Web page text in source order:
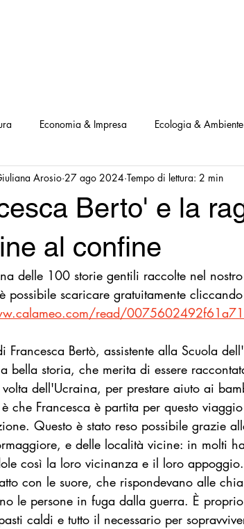
Economia & Impresa Ecologia & Ambiente
Positive Interviste Positive Questionari
Leggo Positivo
Video la Buona Notizia Consumatori goodnews
Startup Goodnews Le parole del
Modello Bari Donna goodnews
Berto' e la
al confine
Arosio 27 ago 2024 Tempo di lettura: 2 min
delle 100 storie gentili raccolte nel
possibile scaricare gratuitamente
read/
Francesca Bertò, assistente alla Scuola
bella storia, che merita di essere
dell'Ucraina, per prestare aiuto ai
che Francesca è partita per questo
Questo è stato reso possibile grazie
e delle località vicine: in molti
così la loro vicinanza e il loro
con le suore, che rispondevano alle
le persone in fuga dalla guerra. È
caldi e tutto il necessario per